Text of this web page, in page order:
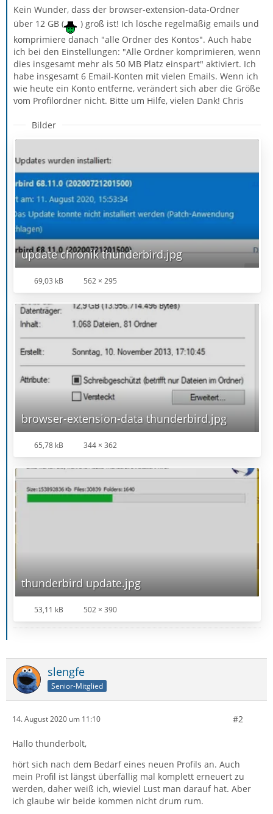
Kein Wunder, dass der browser-extension-data-Ordner
über 12 GB (
) groß ist! Ich lösche regelmäßig emails und
komprimiere danach "alle Ordner des Kontos". Auch habe
ich bei den Einstellungen: "Alle Ordner komprimieren, wenn
dies insgesamt mehr als 50 MB Platz einspart" aktiviert. Ich
habe insgesamt 6 Email-Konten mit vielen Emails. Wenn ich
wie heute ein Konto entferne, verändert sich aber die Größe
vom Profilordner nicht. Bitte um Hilfe, vielen Dank! Chris
Bilder
update chronik thunderbird.jpg
69,03 kB 562 × 295
browser-extension-data thunderbird.jpg
65,78 kB 344 × 362
thunderbird update.jpg
53,11 kB 502 × 390
slengfe
Senior-Mitglied
14. August 2020 um 11:10 #2
Hallo thunderbolt,
hört sich nach dem Bedarf eines neuen Profils an. Auch
mein Profil ist längst überfällig mal komplett erneuert zu
werden, daher weiß ich, wieviel Lust man darauf hat. Aber
ich glaube wir beide kommen nicht drum rum.